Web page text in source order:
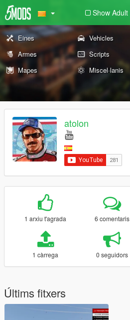
Show Adult
Eines Vehicles
Armes
Scripts
Mapes
Miscel·lanis
atolon
1 arxiu t'agrada 6 comentaris
1 càrrega 0 seguidors
Últims fitxers